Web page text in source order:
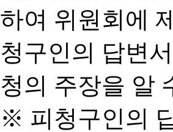
하여 위원회에
청구인의 답변
청의 주장을 알
※ 피청구인의